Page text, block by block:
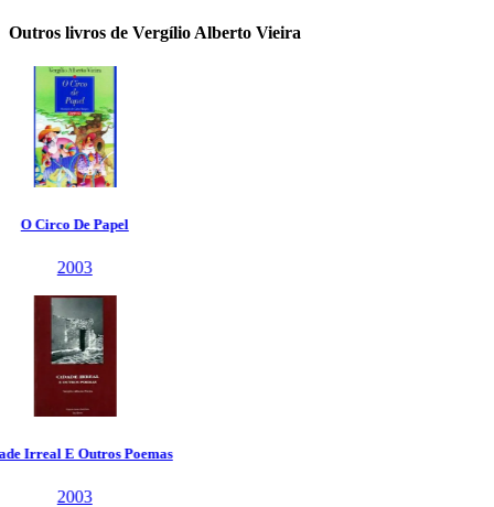
Outros livros de Vergílio Alberto Vieira